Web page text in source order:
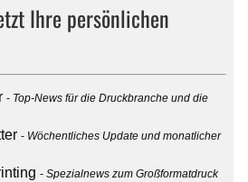
Ihre persönlichen
Top-News für die Druckbranche und die
Wöchentliches Update und monatlicher
Spezialnews zum Großformatdruck